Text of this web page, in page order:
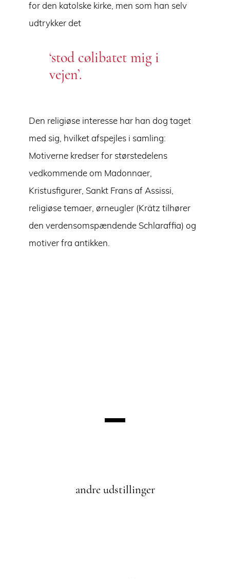
for den katolske kirke, men som han selv
udtrykker det
‘stod cølibatet mig i
vejen’.
Den religiøse interesse har han dog taget
med sig, hvilket afspejles i samling:
Motiverne kredser for størstedelens
vedkommende om Madonnaer,
Kristusfigurer, Sankt Frans af Assissi,
religiøse temaer, ørneugler (Krätz tilhører
den verdensomspændende Schlaraffia) og
motiver fra antikken.
andre udstillinger